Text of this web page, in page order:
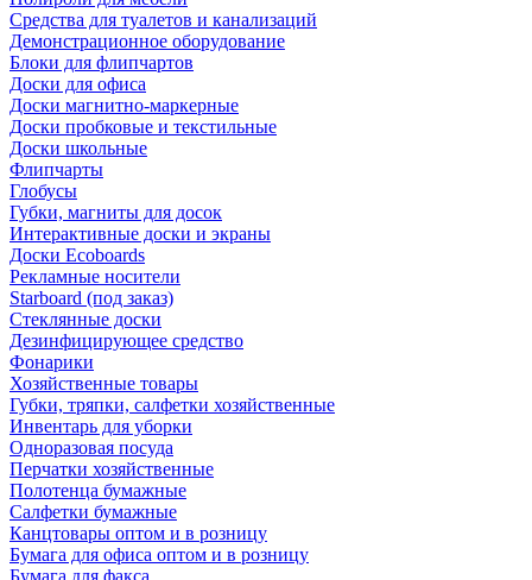
Средства для туалетов и канализаций
Демонстрационное оборудование
Блоки для флипчартов
Доски для офиса
Доски магнитно-маркерные
Доски пробковые и текстильные
Доски школьные
Флипчарты
Глобусы
Губки, магниты для досок
Интерактивные доски и экраны
Доски Ecoboards
Рекламные носители
Starboard (под заказ)
Стеклянные доски
Дезинфицирующее средство
Фонарики
Хозяйственные товары
Губки, тряпки, салфетки хозяйственные
Инвентарь для уборки
Одноразовая посуда
Перчатки хозяйственные
Полотенца бумажные
Салфетки бумажные
Канцтовары оптом и в розницу
Бумага для офиса оптом и в розницу
Бумага для факса